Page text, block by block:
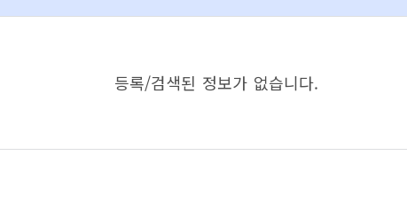
등록/검색된 정보가 없습니다.